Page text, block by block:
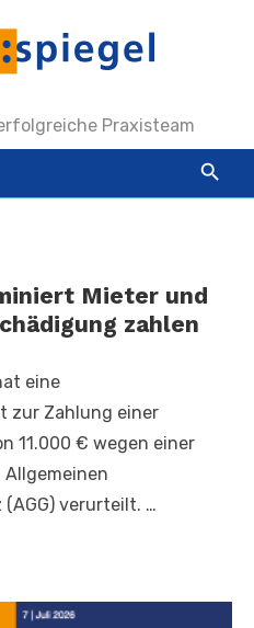
Praxisteam
Mieter und
zahlen
eine
zur Zahlung einer
11.000 € wegen einer
verurteilt. …